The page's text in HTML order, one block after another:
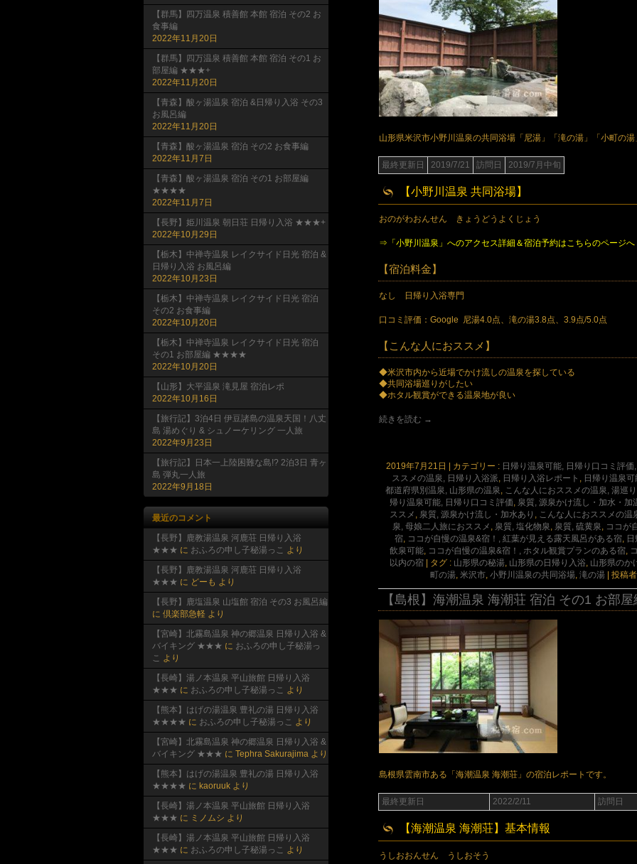
山形県米沢市小野川温泉の共同浴場「尼湯」「滝の湯」「小町の湯
最終更新日 2019/7/21 訪問日 2019/7月中旬
【小野川温泉 共同浴場】
おのがわおんせん きょうどうよくじょう
⇒「小野川温泉」へのアクセス詳細＆宿泊予約はこちらのページへ
【宿泊料金】
なし 日帰り入浴専門
口コミ評価：Google 尼湯4.0点、滝の湯3.8点、3.9点/5.0点
【こんな人におススメ】
◆米沢市内から近場でかけ流しの温泉を探している
◆共同浴場巡りがしたい
◆ホタル観賞ができる温泉地が良い
続きを読む →
2019年7月21日 | カテゴリー : 日帰り温泉可能, 日帰り口コミ評
ススメの温泉, 日帰り入浴派
日帰り入浴レポート 日帰り温泉
都道府県別温泉, 山形県の温泉
こんな人におススメの温泉, 湯巡
帰り温泉可能, 日帰り口コミ評価 泉質, 源泉かけ流し・加水・加
ススメ
泉質, 源泉かけ流し・加水あり こんな人におススメの温
泉, 母娘二人旅におススメ
泉質, 塩化物泉 泉質, 硫黄泉
ココが
宿 ココが自慢の温泉&宿！, 紅葉が見える露天風呂がある宿
飲泉可能 ココが自慢の温泉&宿！, ホタル観賞プランのある宿
以内の宿 | タグ : 山形県の秘湯 山形県の日帰り入浴 山形県のか
町の湯 米沢市 小野川温泉の共同浴場 滝の湯 | 投稿
【島根】海潮温泉 海潮荘 宿泊 その1 お
島根県雲南市ある「海潮温泉 海潮荘」の宿泊レポートです。
最終更新日 2022/2/11 訪問日
【海潮温泉 海潮荘】基本情報
うしおおんせん うしおそう
【群馬】四万温泉 積善館 本館 宿泊 その2 お
食事編
2022年11月20日
【群馬】四万温泉 積善館 本館 宿泊 その1 お
部屋編 ★★★+
2022年11月20日
【青森】酸ヶ湯温泉 宿泊 &日帰り入浴 その3
お風呂編
2022年11月20日
【青森】酸ヶ湯温泉 宿泊 その2 お食事編
2022年11月7日
【青森】酸ヶ湯温泉 宿泊 その1 お部屋編
★★★★
2022年11月7日
【長野】姫川温泉 朝日荘 日帰り入浴 ★★★+
2022年10月29日
【栃木】中禅寺温泉 レイクサイド日光 宿泊 &
日帰り入浴 お風呂編
2022年10月23日
【栃木】中禅寺温泉 レイクサイド日光 宿泊
その2 お食事編
2022年10月20日
【栃木】中禅寺温泉 レイクサイド日光 宿泊
その1 お部屋編 ★★★★
2022年10月20日
【山形】大平温泉 滝見屋 宿泊レポ
2022年10月16日
【旅行記】3泊4日 伊豆諸島の温泉天国！八丈
島 湯めぐり & シュノーケリング 一人旅
2022年9月23日
【旅行記】日本一上陸困難な島!? 2泊3日 青ヶ
島 弾丸一人旅
2022年9月18日
最近のコメント
【長野】鹿教湯温泉 河鹿荘 日帰り入浴
★★★ に おふろの申し子秘湯っこ より
【長野】鹿教湯温泉 河鹿荘 日帰り入浴
★★★ に どーも より
【長野】鹿塩温泉 山塩館 宿泊 その3 お風呂編
に 倶楽部急軽 より
【宮崎】北霧島温泉 神の郷温泉 日帰り入浴 &
バイキング ★★★ に おふろの申し子秘湯っ
こ より
【長崎】湯ノ本温泉 平山旅館 日帰り入浴
★★★ に おふろの申し子秘湯っこ より
【熊本】はげの湯温泉 豊礼の湯 日帰り入浴
★★★★ に おふろの申し子秘湯っこ より
【宮崎】北霧島温泉 神の郷温泉 日帰り入浴 &
バイキング ★★★ に Tephra Sakurajima より
【熊本】はげの湯温泉 豊礼の湯 日帰り入浴
★★★★ に kaoruuk より
【長崎】湯ノ本温泉 平山旅館 日帰り入浴
★★★ に ミノムシ より
【長崎】湯ノ本温泉 平山旅館 日帰り入浴
★★★ に おふろの申し子秘湯っこ より